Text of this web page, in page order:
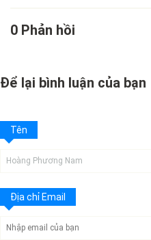
0 Phản hồi
Để lại bình luận của bạn
Tên
Địa chỉ Email